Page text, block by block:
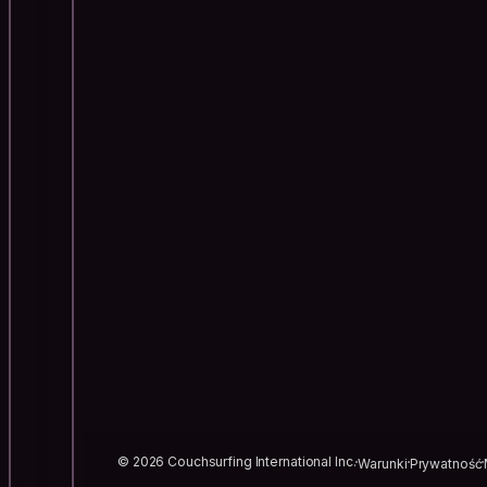
© 2026 Couchsurfing International Inc.WarunkiPrywatność